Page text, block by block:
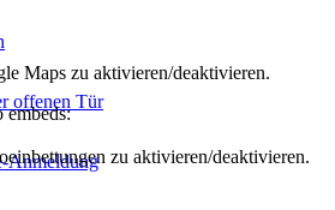
offenen Tür
Anmeldung
Maps zu aktivieren/deaktivieren.
embeds:
zu aktivieren/deaktivieren.